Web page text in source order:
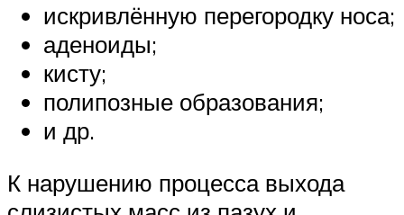
искривлённую перегородку носа;
аденоиды;
кисту;
полипозные образования;
и др.
К нарушению процесса выхода